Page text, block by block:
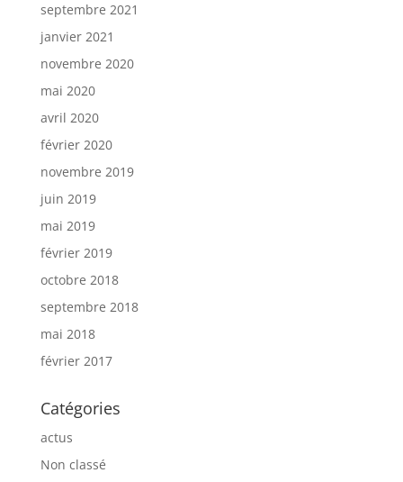
septembre 2021
janvier 2021
novembre 2020
mai 2020
avril 2020
février 2020
novembre 2019
juin 2019
mai 2019
février 2019
octobre 2018
septembre 2018
mai 2018
février 2017
Catégories
actus
Non classé